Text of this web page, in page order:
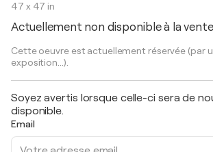
47 x 47 in
Actuellement non disponible à la vente
Cette oeuvre est actuellement réservée (par
exposition...).
Soyez avertis lorsque celle-ci sera de
disponible.
Email